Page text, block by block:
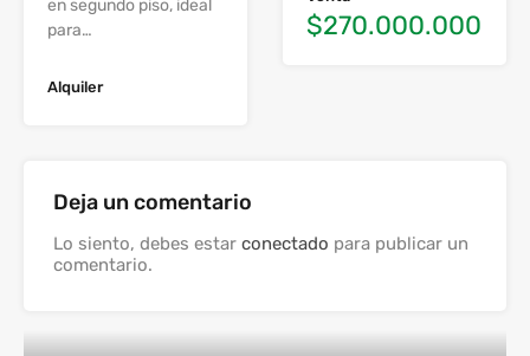
en segundo piso, ideal
para…
Alquiler
$270.000.000
Deja un comentario
Lo siento, debes estar conectado para publicar un
comentario.